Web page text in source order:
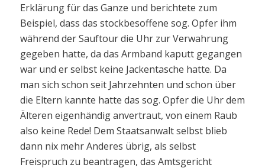
Erklärung für das Ganze und berichtete zum
Beispiel, dass das stockbesoffene sog. Opfer ihm
während der Sauftour die Uhr zur Verwahrung
gegeben hatte, da das Armband kaputt gegangen
war und er selbst keine Jackentasche hatte. Da
man sich schon seit Jahrzehnten und schon über
die Eltern kannte hatte das sog. Opfer die Uhr dem
Älteren eigenhändig anvertraut, von einem Raub
also keine Rede! Dem Staatsanwalt selbst blieb
dann nix mehr Anderes übrig, als selbst
Freispruch zu beantragen, das Amtsgericht